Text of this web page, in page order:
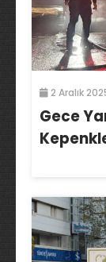
2 Aralık
Gece